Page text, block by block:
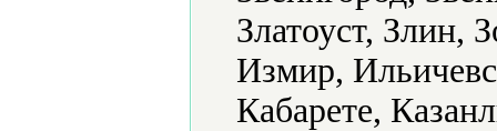
Златоуст, Злин,
Измир,
Кабарете,